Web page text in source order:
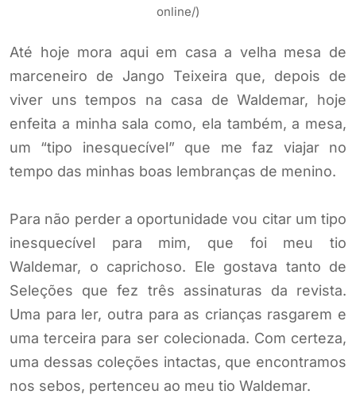
online/)
Até hoje mora aqui em casa a velha mesa de
marceneiro de Jango Teixeira que, depois de
viver uns tempos na casa de Waldemar, hoje
enfeita a minha sala como, ela também, a mesa,
um “tipo inesquecível” que me faz viajar no
tempo das minhas boas lembranças de menino.
Para não perder a oportunidade vou citar um tipo
inesquecível para mim, que foi meu tio
Waldemar, o caprichoso. Ele gostava tanto de
Seleções que fez três assinaturas da revista.
Uma para ler, outra para as crianças rasgarem e
uma terceira para ser colecionada. Com certeza,
uma dessas coleções intactas, que encontramos
nos sebos, pertenceu ao meu tio Waldemar.